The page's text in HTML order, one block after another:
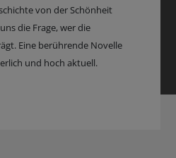
von der Schönheit
die Frage, wer die
Eine berührende Novelle
und hoch aktuell.